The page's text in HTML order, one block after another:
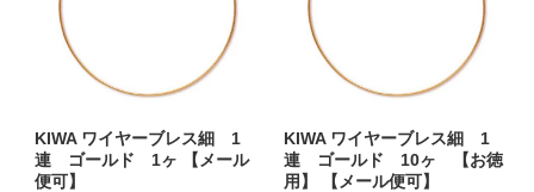
KIWA ワイヤーブレス細 1
連 ゴールド 1ヶ 【メール
便可】
KIWA ワイヤーブレス細 1
連 ゴールド 10ヶ 【お徳
用】 【メール便可】